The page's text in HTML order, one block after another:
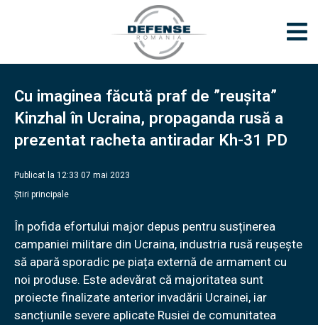
Cu imaginea făcută praf de ”reușita”
Kinzhal în Ucraina, propaganda rusă a
prezentat racheta antiradar Kh-31 PD
Publicat la 12:33 07 mai 2023
Știri principale
În pofida efortului major depus pentru susținerea
campaniei militare din Ucraina, industria rusă reușește
să apară sporadic pe piața externă de armament cu
noi produse. Este adevărat că majoritatea sunt
proiecte finalizate anterior invadării Ucrainei, iar
sancțiunile severe aplicate Rusiei de comunitatea